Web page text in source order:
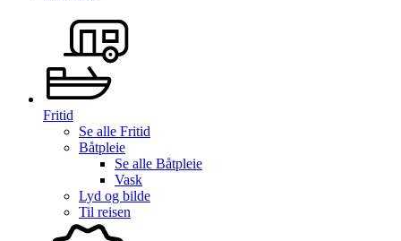
Fritid
Se alle Fritid
Båtpleie
Se alle Båtpleie
Vask
Lyd og bilde
Til reisen